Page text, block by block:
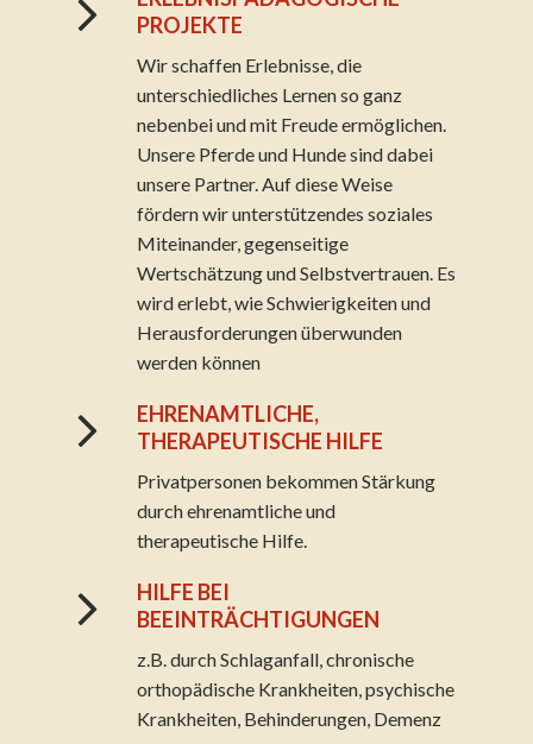
PROJEKTE
Wir schaffen Erlebnisse, die
unterschiedliches Lernen so ganz
nebenbei und mit Freude ermöglichen.
Unsere Pferde und Hunde sind dabei
unsere Partner. Auf diese Weise
fördern wir unterstützendes soziales
Miteinander, gegenseitige
Wertschätzung und Selbstvertrauen. Es
wird erlebt, wie Schwierigkeiten und
Herausforderungen überwunden
werden können
EHRENAMTLICHE,
THERAPEUTISCHE HILFE
Privatpersonen bekommen Stärkung
durch ehrenamtliche und
therapeutische Hilfe.
HILFE BEI
BEEINTRÄCHTIGUNGEN
z.B. durch Schlaganfall, chronische
orthopädische Krankheiten, psychische
Krankheiten, Behinderungen, Demenz